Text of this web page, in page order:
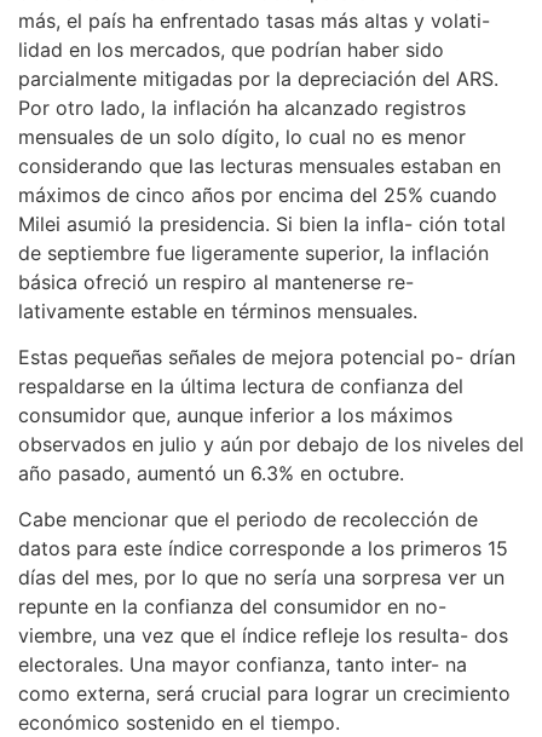
más, el país ha enfrentado tasas más altas y volati-
lidad en los mercados, que podrían haber sido
parcialmente mitigadas por la depreciación del ARS.
Por otro lado, la inflación ha alcanzado registros
mensuales de un solo dígito, lo cual no es menor
considerando que las lecturas mensuales estaban en
máximos de cinco años por encima del 25% cuando
Milei asumió la presidencia. Si bien la infla- ción total
de septiembre fue ligeramente superior, la inflación
básica ofreció un respiro al mantenerse re-
lativamente estable en términos mensuales.
Estas pequeñas señales de mejora potencial po- drían
respaldarse en la última lectura de confianza del
consumidor que, aunque inferior a los máximos
observados en julio y aún por debajo de los niveles del
año pasado, aumentó un 6.3% en octubre.
Cabe mencionar que el periodo de recolección de
datos para este índice corresponde a los primeros 15
días del mes, por lo que no sería una sorpresa ver un
repunte en la confianza del consumidor en no-
viembre, una vez que el índice refleje los resulta- dos
electorales. Una mayor confianza, tanto inter- na
como externa, será crucial para lograr un crecimiento
económico sostenido en el tiempo.